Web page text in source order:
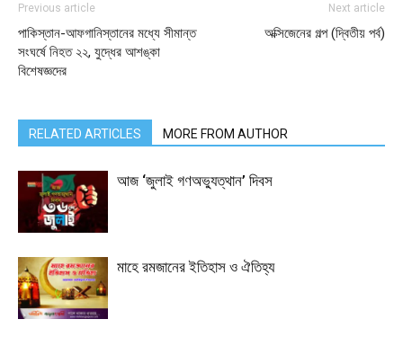
Previous article
পাকিস্তান-আফগানিস্তানের মধ্যে সীমান্ত
সংঘর্ষে নিহত ২২, যুদ্ধের আশঙ্কা
বিশেষজ্ঞদের
Next article
অক্সিজেনের গল্প (দ্বিতীয় পর্ব)
RELATED ARTICLES MORE FROM AUTHOR
আজ ‘জুলাই গণঅভ্যুত্থান’ দিবস
মাহে রমজানের ইতিহাস ও ঐতিহ্য